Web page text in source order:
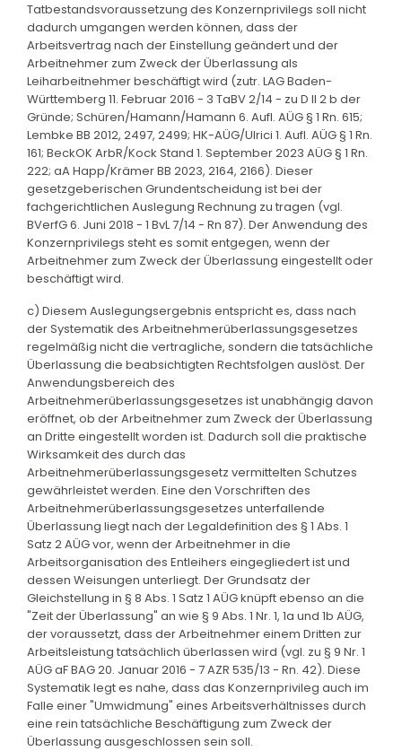
Tatbestandsvoraussetzung des Konzernprivilegs soll nicht
dadurch umgangen werden können, dass der
Arbeitsvertrag nach der Einstellung geändert und der
Arbeitnehmer zum Zweck der Überlassung als
Leiharbeitnehmer beschäftigt wird (zutr. LAG Baden-
Württemberg 11. Februar 2016 - 3 TaBV 2/14 - zu D II 2 b der
Gründe; Schüren/Hamann/Hamann 6. Aufl. AÜG § 1 Rn. 615;
Lembke BB 2012, 2497, 2499; HK-AÜG/Ulrici 1. Aufl. AÜG § 1 Rn.
161; BeckOK ArbR/Kock Stand 1. September 2023 AÜG § 1 Rn.
222; aA Happ/Krämer BB 2023, 2164, 2166). Dieser
gesetzgeberischen Grundentscheidung ist bei der
fachgerichtlichen Auslegung Rechnung zu tragen (vgl.
BVerfG 6. Juni 2018 - 1 BvL 7/14 - Rn 87). Der Anwendung des
Konzernprivilegs steht es somit entgegen, wenn der
Arbeitnehmer zum Zweck der Überlassung eingestellt oder
beschäftigt wird.
c) Diesem Auslegungsergebnis entspricht es, dass nach
der Systematik des Arbeitnehmerüberlassungsgesetzes
regelmäßig nicht die vertragliche, sondern die tatsächliche
Überlassung die beabsichtigten Rechtsfolgen auslöst. Der
Anwendungsbereich des
Arbeitnehmerüberlassungsgesetzes ist unabhängig davon
eröffnet, ob der Arbeitnehmer zum Zweck der Überlassung
an Dritte eingestellt worden ist. Dadurch soll die praktische
Wirksamkeit des durch das
Arbeitnehmerüberlassungsgesetz vermittelten Schutzes
gewährleistet werden. Eine den Vorschriften des
Arbeitnehmerüberlassungsgesetzes unterfallende
Überlassung liegt nach der Legaldefinition des § 1 Abs. 1
Satz 2 AÜG vor, wenn der Arbeitnehmer in die
Arbeitsorganisation des Entleihers eingegliedert ist und
dessen Weisungen unterliegt. Der Grundsatz der
Gleichstellung in § 8 Abs. 1 Satz 1 AÜG knüpft ebenso an die
"Zeit der Überlassung" an wie § 9 Abs. 1 Nr. 1, 1a und 1b AÜG,
der voraussetzt, dass der Arbeitnehmer einem Dritten zur
Arbeitsleistung tatsächlich überlassen wird (vgl. zu § 9 Nr. 1
AÜG aF BAG 20. Januar 2016 - 7 AZR 535/13 - Rn. 42). Diese
Systematik legt es nahe, dass das Konzernprivileg auch im
Falle einer "Umwidmung" eines Arbeitsverhältnisses durch
eine rein tatsächliche Beschäftigung zum Zweck der
Überlassung ausgeschlossen sein soll.